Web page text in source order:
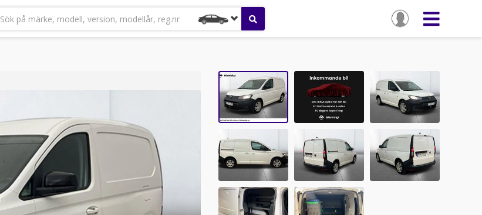
Sök på märke, modell, version, modellår, reg.nr